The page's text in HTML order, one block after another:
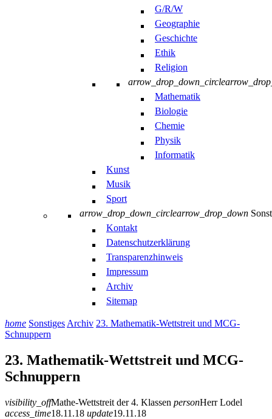
G/R/W
Geographie
Geschichte
Ethik
Religion
arrow_drop_down_circle
Mathematik
Biologie
Chemie
Physik
Informatik
Kunst
Musik
Sport
arrow_drop_down_circlearrow_drop_down
Kontakt
Datenschutzerklärung
Transparenzhinweis
Impressum
Archiv
Sitemap
home Sonstiges Archiv 23. Mathematik-Wettstreit und MCG-
Schnuppern
23. Mathematik-Wettstreit und MCG-
Schnuppern
visibility_offMathe-Wettstreit der 4. Klassen personHerr Lodel
access_time18.11.18 update19.11.18